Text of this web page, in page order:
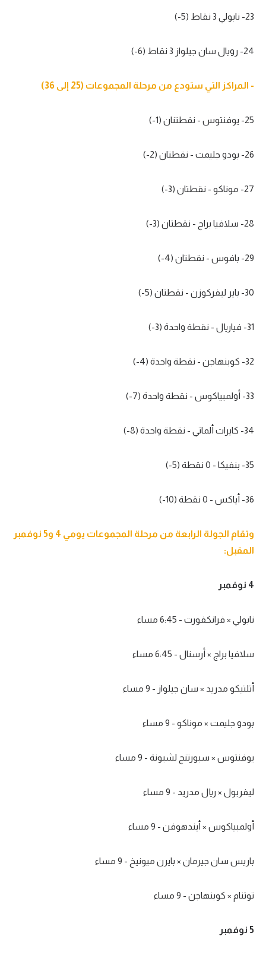
23- نابولي 3 نقاط (5-)
24- رويال سان جيلواز 3 نقاط (6-)
- المراكز التي ستودع من مرحلة المجموعات (25 إلى 36)
25- يوفنتوس - نقطتنان (1-)
26- بودو جليمت - نقطتان (2-)
27- موناكو - نقطتان (3-)
28- سلافيا براج - نقطتان (3-)
29- بافوس - نقطتان (4-)
30- باير ليفركوزن - نقطتان (5-)
31- فياريال - نقطة واحدة (3-)
32- كوبنهاجن - نقطة واحدة (4-)
33- أولمبياكوس - نقطة واحدة (7-)
34- كايرات ألماتي - نقطة واحدة (8-)
35- بنفيكا - 0 نقطة (5-)
36- أياكس - 0 نقطة (10-)
وتقام الجولة الرابعة من مرحلة المجموعات يومي 4 و5 نوفمبر
المقبل:
4 نوفمبر
نابولي × فرانكفورت - 6:45 مساء
سلافيا براج × أرسنال - 6:45 مساء
أتلتيكو مدريد × سان جيلواز - 9 مساء
بودو جليمت × موناكو - 9 مساء
يوفنتوس × سبورتنج لشبونة - 9 مساء
ليفربول × ريال مدريد - 9 مساء
أولمبياكوس × أيندهوفن - 9 مساء
باريس سان جيرمان × بايرن ميونيخ - 9 مساء
توتنام × كوبنهاجن - 9 مساء
5 نوفمبر